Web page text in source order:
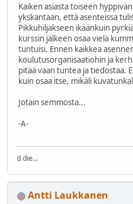
Kaiken asiasta toiseen
ykskantaan, että asenteissa
Pikkuhiljakseen ikäänkuin
kurssin jälkeen osaa vielä
tuntuisi. Ennen kaikkea
koulutusorganisaatiohin ja
pitää vaan tuntea ja tiedostaa.
kuin osaa itse, mikäli
Jotain semmosta...
-A-
Antti Laukkanen